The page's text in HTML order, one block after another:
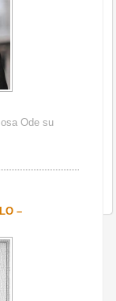
Ode su
–